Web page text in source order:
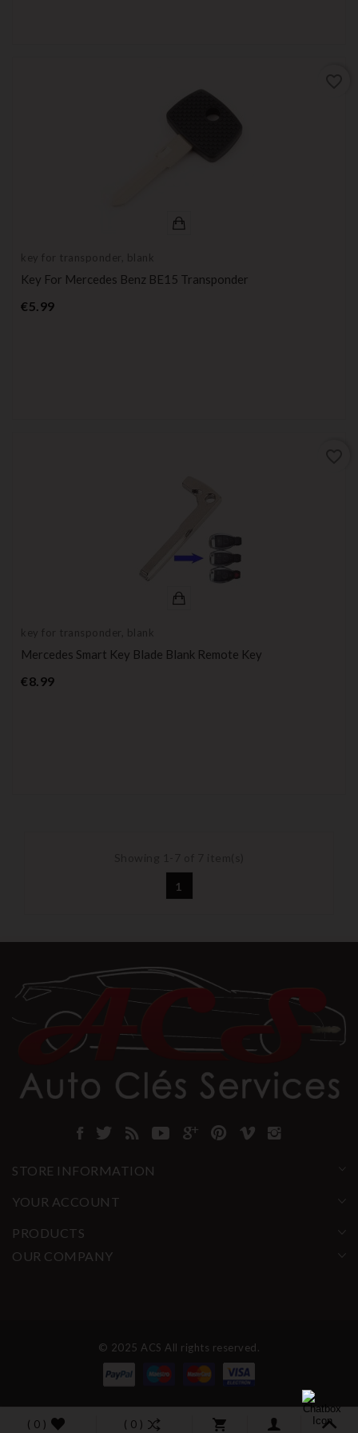
key for transponder, blank
Key For Mercedes Benz BE15 Transponder
€5.99Price
key for transponder, blank
Mercedes Smart Key Blade Blank Remote Key
€8.99Price
1
STORE INFORMATION
YOUR ACCOUNT
PRODUCTS
OUR COMPANY
© 2025 ACS All rights reserved.
( 0 ) ( 0 )